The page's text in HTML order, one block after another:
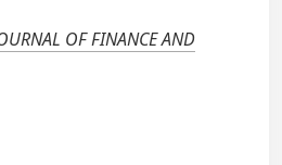
OF FINANCE AND